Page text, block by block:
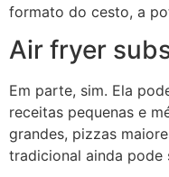
formato do cesto, a
Air fryer
Em parte, sim. Ela
receitas pequenas e
grandes, pizzas
tradicional ainda pode